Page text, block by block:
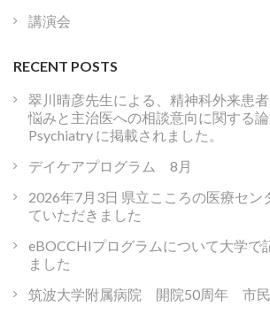
講演会
RECENT POSTS
翠川晴彦先生による、精神科外来患
悩みと主治医への相談意向に関する
Psychiatry に掲載されました。
デイケアプログラム 8月
2026年7月3日 県立こころの医療セン
ていただきました
eBOCCHIプログラムについて大学で
ました
筑波大学附属病院 開院50周年 市